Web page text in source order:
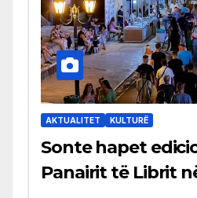
AKTUALITET KULTURË
Sonte hapet
Panairit të Librit